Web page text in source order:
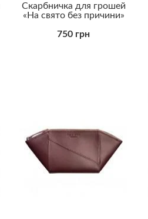
Скарбничка для грошей
«На свято без причини»
750 грн